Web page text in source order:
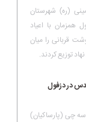
(ره) شهرستان
همزمان با اعیاد
گوشت قربانی را میان
توزیع کردند.
در دزفول
چی (پارساکیان)